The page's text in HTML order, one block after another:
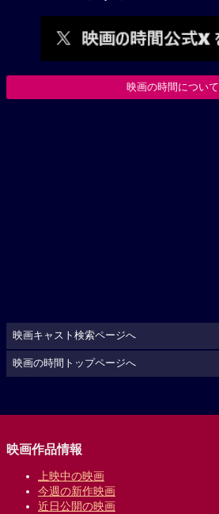
映画の時間について
映画キャスト検索ページへ
映画の時間トップページへ
映画作品情報
上映中の映画
今週の新作映画
近日公開の映画